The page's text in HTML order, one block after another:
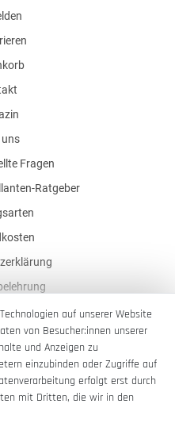
uns
Fragen
Ratgeber
auf unserer Website
von Besucher:innen unserer
und Anzeigen zu
einzubinden oder Zugriffe auf
erfolgt erst durch
mit Dritten, die wir in den